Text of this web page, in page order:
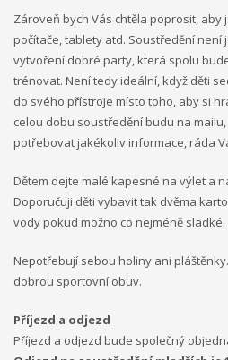
Zároveň bych Vás chtěla poprosit, aby
počítače, tablety atd. Soustředění není
vytvoření dobré party, která spolu
trénovat. Není tedy ideální, když děti
do svého přístroje místo toho, aby si
celou dobu soustředění budu na
potřebovat jakékoliv informace, ráda
Dětem dejte malé kapesné na výlet a
Doporučuji děti vybavit tak dvěma
vody pokud možno co nejméně sladké.
Nepotřebují sebou holiny ani
dobrou sportovní obuv.
Příjezd a odjezd
Příjezd a odjezd bude společný